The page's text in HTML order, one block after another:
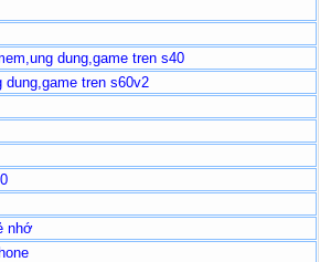
dung,game tren s40
dung,game tren s60v2
nhớ